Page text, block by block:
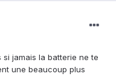
jamais la batterie ne te
une beaucoup plus